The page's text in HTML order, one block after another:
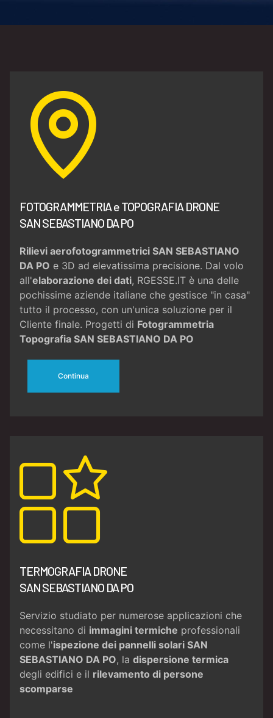
FOTOGRAMMETRIA e TOPOGRAFIA DRONE
SAN SEBASTIANO DA PO
Rilievi aerofotogrammetrici SAN SEBASTIANO
DA PO e 3D ad elevatissima precisione. Dal volo
all'elaborazione dei dati, RGESSE.IT è una delle
pochissime aziende italiane che gestisce "in casa"
tutto il processo, con un'unica soluzione per il
Cliente finale. Progetti di Fotogrammetria
Topografia SAN SEBASTIANO DA PO
Continua
TERMOGRAFIA DRONE
SAN SEBASTIANO DA PO
Servizio studiato per numerose applicazioni che
necessitano di immagini termiche professionali
come l'ispezione dei pannelli solari SAN
SEBASTIANO DA PO, la dispersione termica
degli edifici e il rilevamento di persone
scomparse